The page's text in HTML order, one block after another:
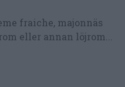
fraiche, majonnäs
eller annan löjrom...